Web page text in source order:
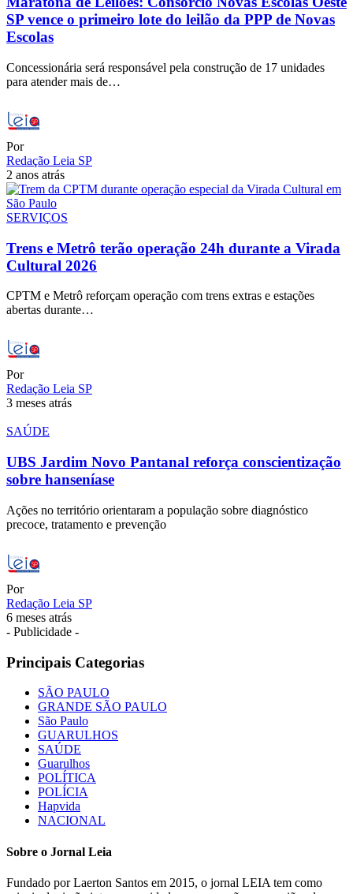
SP vence o primeiro lote do leilão da PPP de Novas
Escolas
Concessionária será responsável pela construção de 17 unidades
para atender mais de…
Por
Redação Leia SP
2 anos atrás
SERVIÇOS
Trens e Metrô terão operação 24h durante a Virada
Cultural 2026
CPTM e Metrô reforçam operação com trens extras e estações
abertas durante…
Por
Redação Leia SP
3 meses atrás
SAÚDE
UBS Jardim Novo Pantanal reforça conscientização
sobre hanseníase
Ações no território orientaram a população sobre diagnóstico
precoce, tratamento e prevenção
Por
Redação Leia SP
6 meses atrás
- Publicidade -
Principais Categorias
SÃO PAULO
GRANDE SÃO PAULO
São Paulo
GUARULHOS
SAÚDE
Guarulhos
POLÍTICA
POLÍCIA
Hapvida
NACIONAL
Sobre o Jornal Leia
Fundado por Laerton Santos em 2015, o jornal LEIA tem como